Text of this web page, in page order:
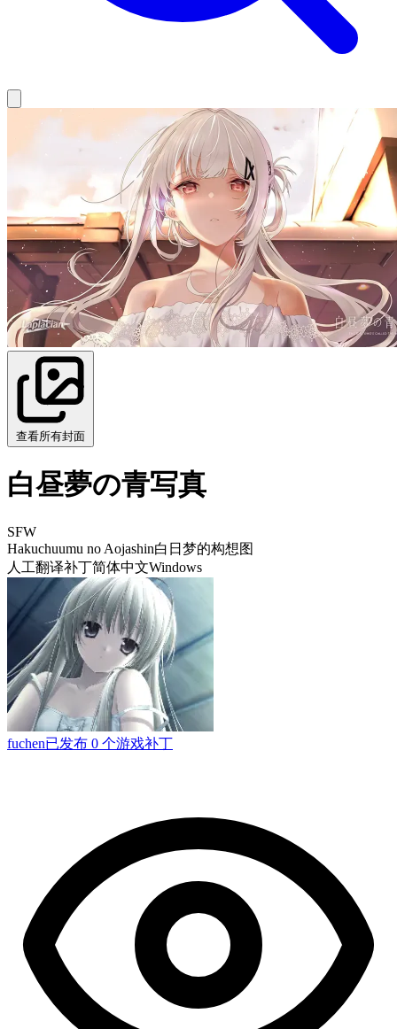
查看所有封面
白昼夢の青写真
SFW
Hakuchuumu no Aojashin白日梦的构想图
人工翻译补丁简体中文Windows
fuchen已发布 0 个游戏补丁